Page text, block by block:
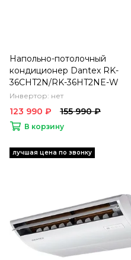
Напольно-потолочный
кондиционер Dantex RK-
36CHT2N/RK-36HT2NE-W
Инвертор: нет
123 990 ₽ 155 990 ₽
В корзину